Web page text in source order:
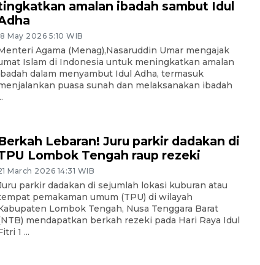
amalan ibadah sambut Idul
May 2026 5:10 WIB
Agama (Menag),Nasaruddin Umar mengajak
Islam di Indonesia untuk meningkatkan amalan
dalam menyambut Idul Adha, termasuk
puasa sunah dan melaksanakan ibadah
Lebaran! Juru parkir dadakan di
Lombok Tengah raup rezeki
March 2026 14:31 WIB
parkir dadakan di sejumlah lokasi kuburan atau
pemakaman umum (TPU) di wilayah
Lombok Tengah, Nusa Tenggara Barat
mendapatkan berkah rezeki pada Hari Raya Idul
1 ...